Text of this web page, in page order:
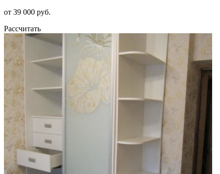
от 39 000 руб.
Рассчитать